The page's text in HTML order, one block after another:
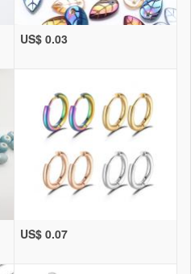
US$ 0.03
US$ 0.07